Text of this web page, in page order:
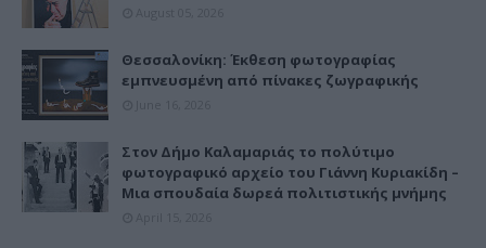
Θεσσαλονίκη: Έκθεση φωτογραφίας
εμπνευσμένη από πίνακες ζωγραφικής
Στον Δήμο Καλαμαριάς το πολύτιμο
φωτογραφικό αρχείο του Γιάννη Κυριακίδη –
Μια σπουδαία δωρεά πολιτιστικής μνήμης